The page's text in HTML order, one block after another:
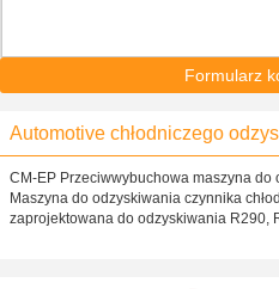
Formularz
Automotive chłodniczego
CM-EP Przeciwwybuchowa maszyna do
Maszyna do odzyskiwania czynnika
zaprojektowana do odzyskiwania R290,